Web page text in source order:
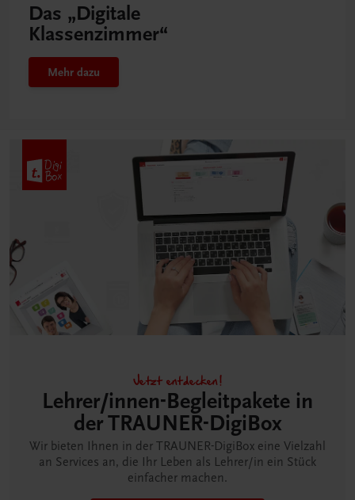
Das „Digitale
Klassenzimmer“
Mehr dazu
Jetzt entdecken!
Lehrer/innen-Begleitpakete in
der TRAUNER-DigiBox
Wir bieten Ihnen in der TRAUNER-DigiBox eine Vielzahl
an Services an, die Ihr Leben als Lehrer/in ein Stück
einfacher machen.